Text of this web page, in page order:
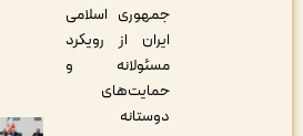
جمهوری اسلامی
ایران از رویکرد
مسئولانه و
حمایت‌های